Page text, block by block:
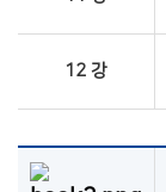
12 강